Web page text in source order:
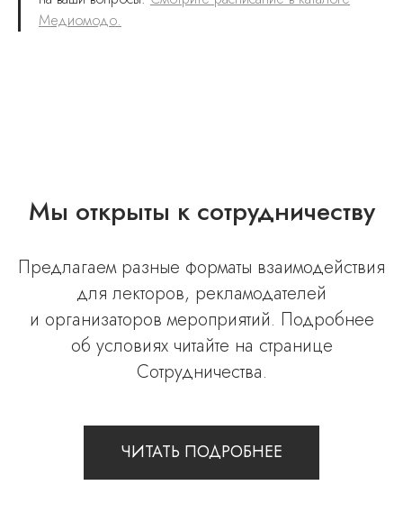
Медиомодо.
Мы открыты к сотрудничеству
Предлагаем разные форматы взаимодействия
для лекторов, рекламодателей
и организаторов мероприятий. Подробнее
об условиях читайте на странице
Сотрудничества.
ЧИТАТЬ ПОДРОБНЕЕ
© 2023-2025 Все права защищены
ОГРНИП 317774600449368
СЛУШАТЕЛЯМ
О Medio Modo